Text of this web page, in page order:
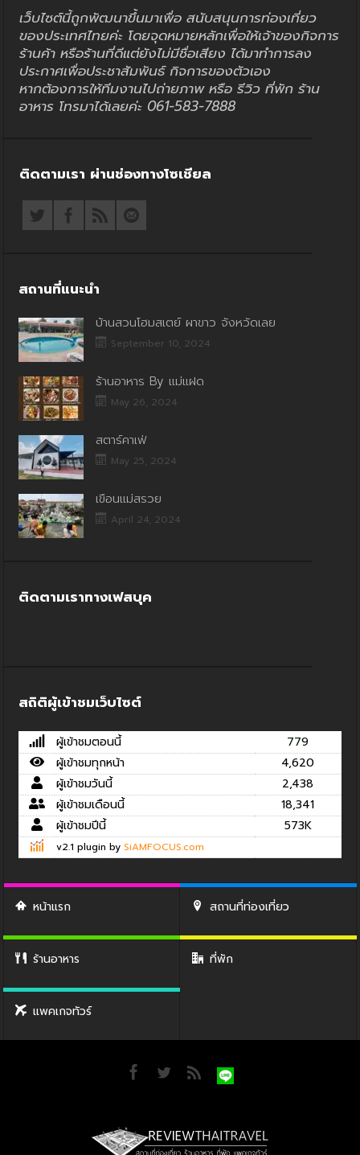
เว็บไซต์นี้ถูกพัฒนาขึ้นมาเพื่อ สนับสนุนการท่องเที่ยว
ของประเทศไทยค่ะ โดยจุดหมายหลักเพื่อให้เจ้าของกิจการ
ร้านค้า หรือร้านที่ดีแต่ยังไม่มีชื่อเสียง ได้มาทำการลง
ประกาศเพื่อประชาสัมพันธ์ กิจการของตัวเอง
หากต้องการให้ทีมงานไปถ่ายภาพ หรือ รีวิว ที่พัก ร้าน
อาหาร โทรมาได้เลยค่ะ 061-583-7888
ติดตามเรา ผ่านช่องทางโซเชียล
สถานที่แนะนำ
บ้านสวนโฮมสเตย์ ผาขาว จังหวัดเลย
September 10, 2024
ร้านอาหาร By แม่แฝด
May 26, 2024
สตาร์คาเฟ่
May 25, 2024
เขื่อนแม่สรวย
April 24, 2024
ติดตามเราทางเฟสบุค
สถิติผู้เข้าชมเว็บไซต์
ผู้เข้าชมตอนนี้
779
ผู้เข้าชมทุกหน้า
4,620
ผู้เข้าชมวันนี้
2,438
ผู้เข้าชมเดือนนี้
18,341
ผู้เข้าชมปีนี้
573K
v2.1 plugin by SiAMFOCUS.com
หน้าแรก สถานที่ท่องเที่ยว
ร้านอาหาร ที่พัก
แพคเกจทัวร์